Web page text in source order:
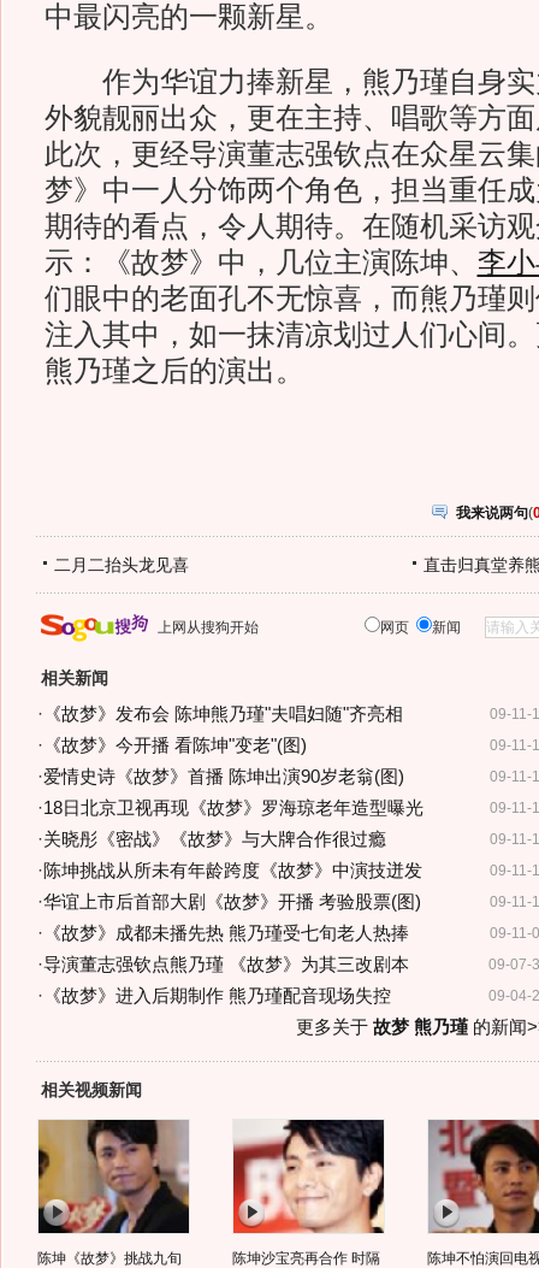
中最闪亮的一颗新星。
作为华谊力捧新星，熊乃瑾自身实
外貌靓丽出众，更在主持、唱歌等方
此次，更经导演董志强钦点在众星云
梦》中一人分饰两个角色，担当重任
期待的看点，令人期待。在随机采访
示：《故梦》中，几位主演陈坤、 李
们眼中的老面孔不无惊喜，而熊乃瑾
注入其中，如一抹清凉划过人们心间
熊乃瑾之后的演出。
我来说两句(
二月二抬头龙见喜 直击归真堂养
上网从搜狗开始 网页 新闻
相关新闻
09-11-
· 《故梦》发布会 陈坤熊乃瑾"夫唱妇随"齐亮相
09-11-
· 《故梦》今开播 看陈坤"变老"(图)
09-11-
·爱情史诗《故梦》首播 陈坤出演90岁老翁(图)
09-11-
·18日北京卫视再现《故梦》罗海琼老年造型曝光
09-11-
·关晓彤《密战》《故梦》与大牌合作很过瘾
09-11-
·陈坤挑战从所未有年龄跨度《故梦》中演技迸发
09-11-
·华谊上市后首部大剧《故梦》开播 考验股票(图)
09-11-
· 《故梦》成都未播先热 熊乃瑾受七旬老人热捧
09-07-
·导演董志强钦点熊乃瑾 《故梦》为其三改剧本
09-04-
· 《故梦》进入后期制作 熊乃瑾配音现场失控
更多关于 故梦 熊乃瑾的新闻
相关视频新闻
陈坤《故梦》挑战九旬
陈坤沙宝亮再合作 时隔
陈坤不怕演回电